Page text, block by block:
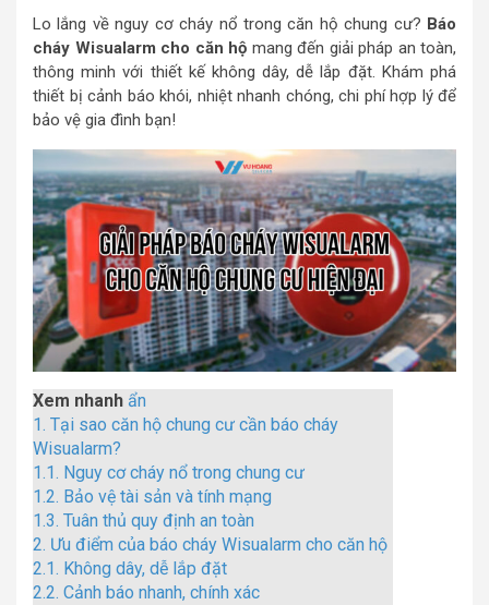
Lo lắng về nguy cơ cháy nổ trong căn hộ chung cư? Báo
cháy Wisualarm cho căn hộ mang đến giải pháp an toàn,
thông minh với thiết kế không dây, dễ lắp đặt. Khám phá
thiết bị cảnh báo khói, nhiệt nhanh chóng, chi phí hợp lý để
bảo vệ gia đình bạn!
Xem nhanh ẩn
1. Tại sao căn hộ chung cư cần báo cháy
Wisualarm?
1.1. Nguy cơ cháy nổ trong chung cư
1.2. Bảo vệ tài sản và tính mạng
1.3. Tuân thủ quy định an toàn
2. Ưu điểm của báo cháy Wisualarm cho căn hộ
2.1. Không dây, dễ lắp đặt
2.2. Cảnh báo nhanh, chính xác